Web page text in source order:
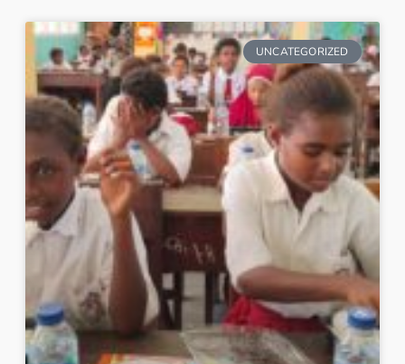
UNCATEGORIZED